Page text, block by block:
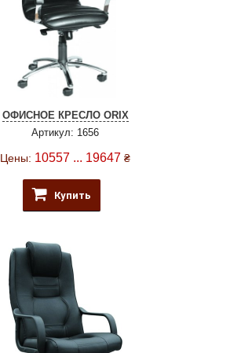
ОФИСНОЕ КРЕСЛО ORIX
Артикул: 1656
Цены: 10557 ... 19647 ₴
Купить